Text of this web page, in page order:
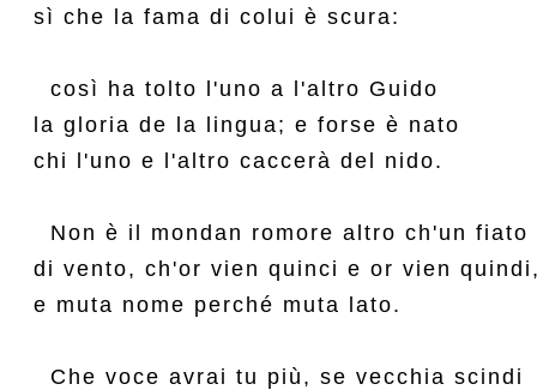
sì che la fama di colui è scura:
  così ha tolto l'uno a l'altro Guido
la gloria de la lingua; e forse è nato
chi l'uno e l'altro caccerà del nido.
  Non è il mondan romore altro ch'un fiato
di vento, ch'or vien quinci e or vien
e muta nome perché muta lato.
  Che voce avrai tu più, se vecchia scindi